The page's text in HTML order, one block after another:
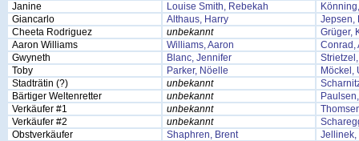
Janine
Louise Smith, Rebekah
Giancarlo
Althaus, Harry
Jepsen,
Cheeta Rodriguez
unbekannt
Grüger,
Aaron Williams
Williams, Aaron
Conrad,
Gwyneth
Blanc, Jennifer
Toby
Parker, Nöelle
Möckel,
Stadträtin (?)
unbekannt
Bärtiger Weltenretter
unbekannt
Verkäufer #1
unbekannt
Verkäufer #2
unbekannt
Obstverkäufer
Shaphren, Brent
Jellinek,